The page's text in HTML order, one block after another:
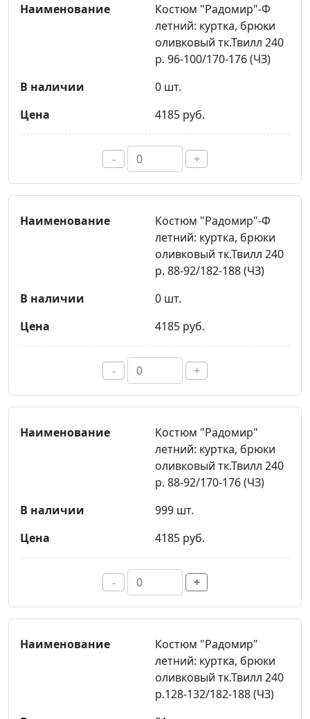
Костюм "Радомир"-Ф
летний: куртка, брюки
оливковый тк.Твилл 240
р. 96-100/170-176 (ЧЗ)
0 шт.
4185 руб.
- +
Костюм "Радомир"-Ф
летний: куртка, брюки
оливковый тк.Твилл 240
р. 88-92/182-188 (ЧЗ)
0 шт.
4185 руб.
- +
Костюм "Радомир"
летний: куртка, брюки
оливковый тк.Твилл 240
р. 88-92/170-176 (ЧЗ)
999 шт.
4185 руб.
- +
Костюм "Радомир"
летний: куртка, брюки
оливковый тк.Твилл 240
р.128-132/182-188 (ЧЗ)